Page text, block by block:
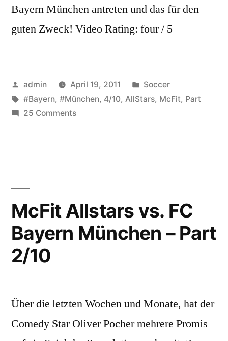
Bayern München antreten und das für den
guten Zweck! Video Rating: four / 5
Posted
by
admin April 19, 2011
Posted
in
Soccer
Tags:
#Bayern, #München, 4/10, AllStars, McFit, Part
25 Commentson
–
Part
4/10
McFit Allstars vs. FC
Bayern München – Part
2/10
Über die letzten Wochen und Monate, hat der
Comedy Star Oliver Pocher mehrere Promis